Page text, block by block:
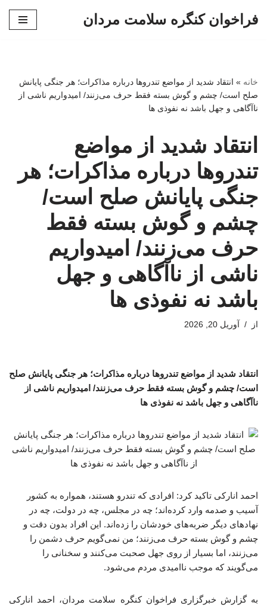
فراخوان کنگره سلامت مردان
خانه » انتقاد شدید از مواضع تندروها درباره مذاکرات؛ هر جنگی پایانش
صلح است/ چشم و گوش بسته فقط حرف می‌زنند/ امیدواریم ناشی از
ناآگاهی و جهل باشد نه نفوذی ها
انتقاد شدید از مواضع
تندروها درباره مذاکرات؛ هر
جنگی پایانش صلح است/
چشم و گوش بسته فقط
حرف می‌زنند/ امیدواریم
ناشی از ناآگاهی و جهل
باشد نه نفوذی ها
از آوریل 20, 2026
انتقاد شدید از مواضع تندروها درباره مذاکرات؛ هر جنگی پایانش صلح
است/ چشم و گوش بسته فقط حرف می‌زنند/ امیدواریم ناشی از
ناآگاهی و جهل باشد نه نفوذی ها
احمد انارکی تاکید کرد: افرادی که تندرو هستند، همواره به کشور
آسیب و صدمه وارد کرده‌اند؛ چه در مجلس، چه در دولت، چه در
نهادهای دیگر ضربه‌های خودشان را زده‌اند. این افراد بدون دقت و
چشم و گوش بسته حرف می‌زنند؛ من نمی‌گویم حرف دشمن را
می‌زنند، اما بسیار از روی جهل صحبت می‌کنند و سخنانی را
می‌گویند که موجب ناامیدی مردم می‌شود.
به گزارش خبرگزاری فراخوان کنگره سلامت مردان، احمد انارکی